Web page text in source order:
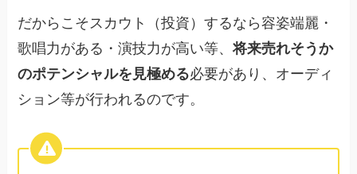
だからこそスカウト（投資）するなら容姿端麗・
歌唱力がある・演技力が高い等、将来売れそうか
のポテンシャルを見極める必要があり、オーディ
ション等が行われるのです。